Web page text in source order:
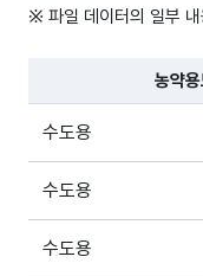
※ 파일 데이터의 일부 내
파일 데이터의 일부
농약
수도용
수도용
수도용